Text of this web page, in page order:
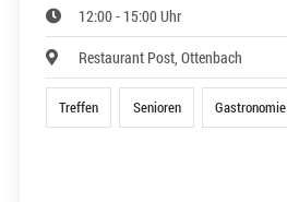
12:00 - 15:00 Uhr
Restaurant Post, Ottenbach
Treffen Senioren Gastronomie